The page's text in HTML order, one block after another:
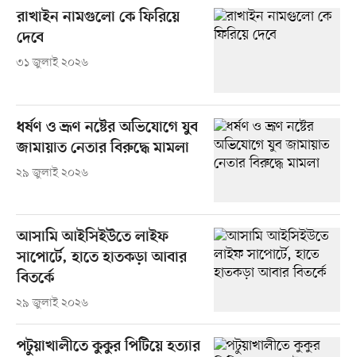
রাখাইন নামগুলো কে ফিরিয়ে
দেবে
৩১ জুলাই ২০২৬
ধর্ষণ ও ভ্রূণ নষ্টের অভিযোগে যুব
জামায়াত নেতার বিরুদ্ধে মামলা
২৯ জুলাই ২০২৬
আসামি আইসিইউতে লাইফ
সাপোর্টে, হাতে হাতকড়া আবার
বিতর্কে
২৯ জুলাই ২০২৬
পটুয়াখালীতে কুকুর পিটিয়ে হত্যার